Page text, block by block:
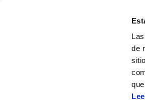
de